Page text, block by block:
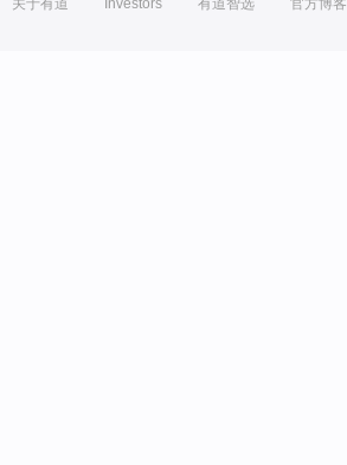
关于有道 Investors 有道智选 官方博客